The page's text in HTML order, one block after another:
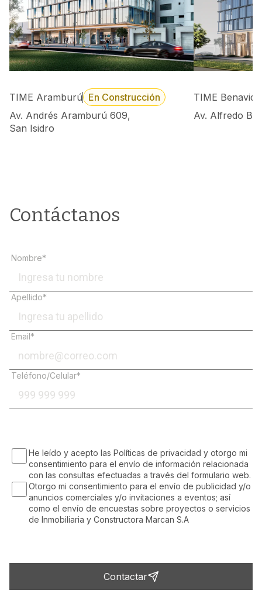
TIME Aramburú En Construcción
Av. Andrés Aramburú 609,
San Isidro
TIME
Av. Alfredo
Contáctanos
Nombre*
Apellido*
Email*
Teléfono/Celular*
He leído y acepto las Políticas de privacidad y otorgo mi
consentimiento para el envío de información relacionada
con las consultas efectuadas a través del formulario web.
Otorgo mi consentimiento para el envío de publicidad y/o
anuncios comerciales y/o invitaciones a eventos; así
como el envío de encuestas sobre proyectos o servicios
de Inmobiliaria y Constructora Marcan S.A
Contactar